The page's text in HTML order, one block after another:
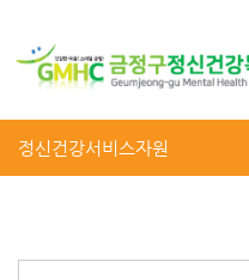
정신건강서비스자원